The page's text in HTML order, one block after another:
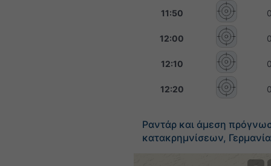
11:50
12:00
12:10
12:20
Ραντάρ και άμεση
κατακρημνίσεων, Γερμανία